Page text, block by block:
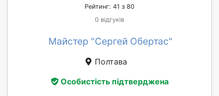
Рейтинг: 41 з 80
0 відгуків
Майстер "Сергей Обертас"
Полтава
Особистість підтверджена